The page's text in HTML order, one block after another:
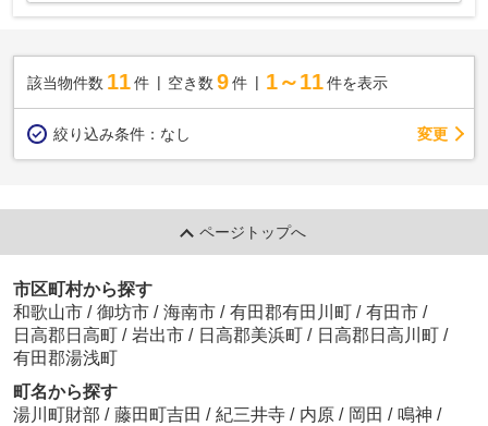
該当物件数 11件 空き数 9 件 1～11 件を表示
絞り込み条件： なし 変更
ページトップへ
市区町村から探す
和歌山市 / 御坊市 / 海南市 / 有田郡有田川町 / 有田市 /
日高郡日高町 / 岩出市 / 日高郡美浜町 / 日高郡日高川町 /
有田郡湯浅町
町名から探す
湯川町財部 / 藤田町吉田 / 紀三井寺 / 内原 / 岡田 / 鳴神 /